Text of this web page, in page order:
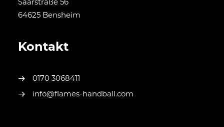
Saarstraße 56
64625 Bensheim
Kontakt
0170 3068411
info@flames-handball.com